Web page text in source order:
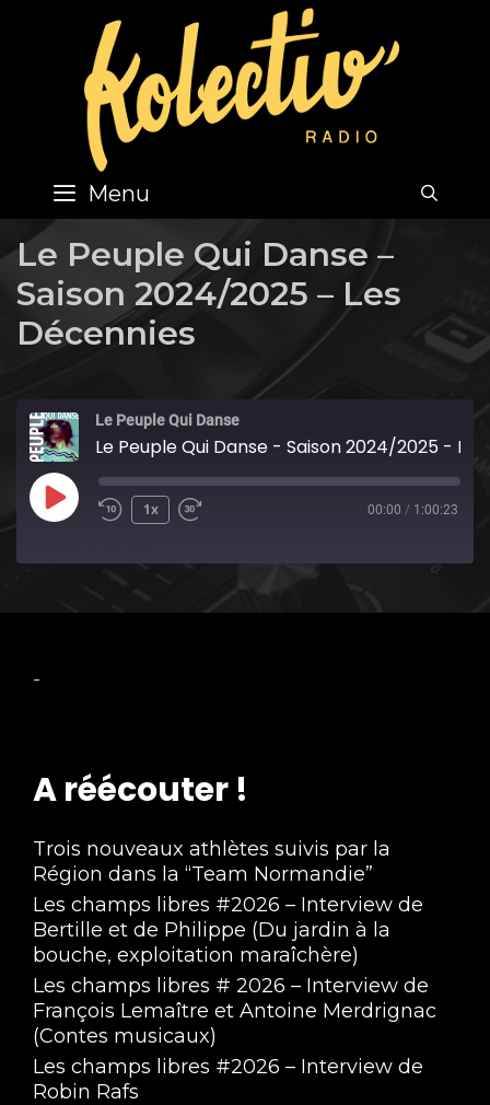
content
Menu
Le Peuple Qui Danse –
Saison 2024/2025 – Les
Décennies
Le Peuple Qui Danse
Play
1x 00:00 / 1:00:23
-
A réécouter !
Trois nouveaux athlètes suivis par la
Région dans la “Team Normandie”
Les champs libres #2026 – Interview de
Bertille et de Philippe (Du jardin à la
bouche, exploitation maraîchère)
Les champs libres # 2026 – Interview de
François Lemaître et Antoine Merdrignac
(Contes musicaux)
Les champs libres #2026 – Interview de
Robin Rafs